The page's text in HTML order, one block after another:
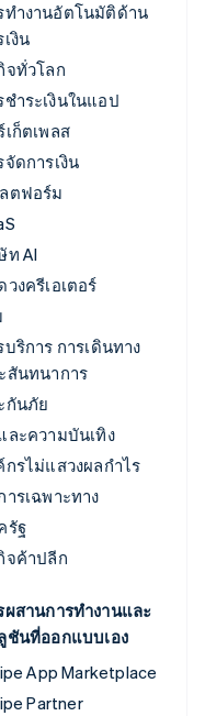
ทำงานอัตโนมัติด้าน
งิน
จทั่วโลก
ชำระเงินในแอป
เก็ตเพลส
จัดการเงิน
ตฟอร์ม
ท AI
วงครีเอเตอร์
บริการ การเดินทาง
สันทนาการ
กันภัย
ละความบันเทิง
กรไม่แสวงผลกำไร
ารเฉพาะทาง
รัฐ
จค้าปลีก
ผสานการทำงานและ
ชันที่ออกแบบเอง
App Marketplace
Partner